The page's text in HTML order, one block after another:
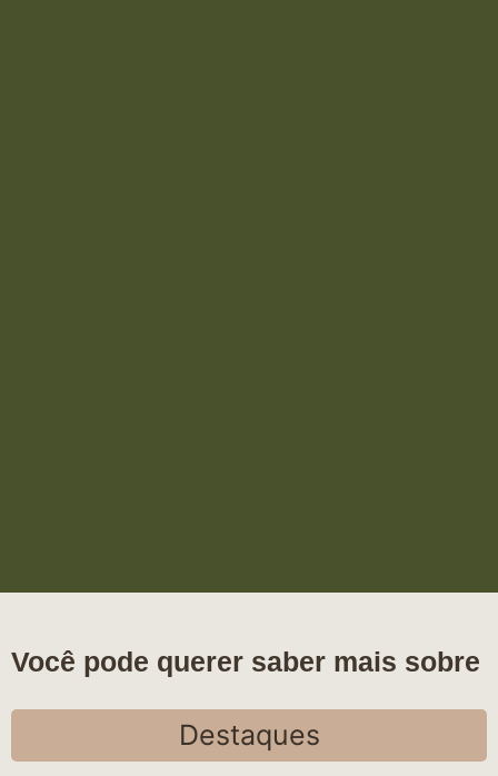
Você pode querer saber mais sobre
Destaques